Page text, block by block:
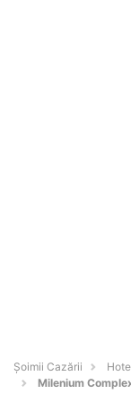
Șoimii Cazării
Milenium